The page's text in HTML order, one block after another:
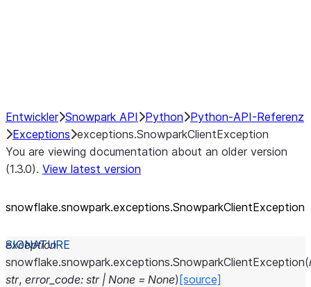
Entwickler Snowpark API Python Python-API-Referenz
Exceptions exceptions.SnowparkClientException
You are viewing documentation about an older version
(1.3.0). View latest version
snowflake.snowpark.exceptions.SnowparkClientException
exception
snowflake.snowpark.exceptions.SnowparkClientException(
str, error_code: str | None = None) [source]